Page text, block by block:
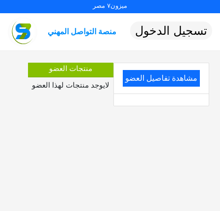
ميزون٧ مصر
منصة التواصل المهني تسجيل الدخول
مشاهدة تفاصيل العضو
منتجات العضو
لايوجد منتجات لهذا العضو